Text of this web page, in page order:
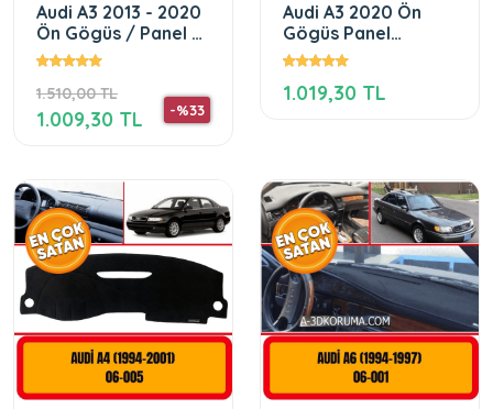
Audi A3 2013 - 2020
Ön Gögüs / Panel /
Torpido Korumasi /
1.510,00 TL
-%33
1.009,30 TL
Audi A3 2020 Ön
Gögüs Panel
Torpido Koruma
Örtüsü
1.019,30 TL